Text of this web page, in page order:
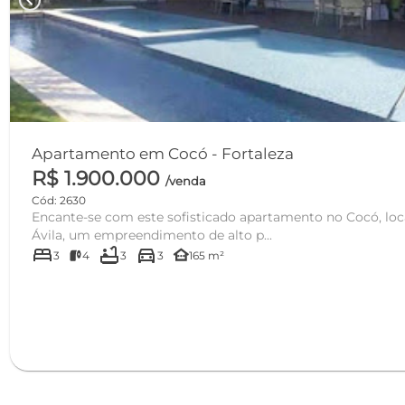
Apartamento em Cocó - Fortaleza
R$ 1.900.000 /venda
Cód: 2630
Encante-se com este sofisticado apartamento no Cocó,
Ávila, um empreendimento de alto p...
bed3 4 bathtub3 directions_car 3 other_houses165 m²